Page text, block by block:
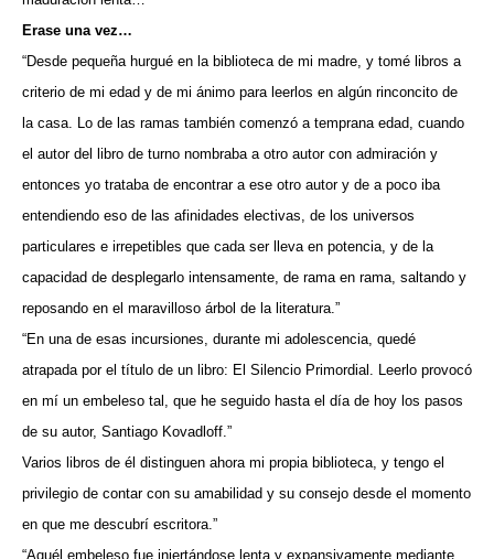
Erase una vez…
“Desde pequeña hurgué en la biblioteca de mi madre, y tomé libros a
criterio de mi edad y de mi ánimo para leerlos en algún rinconcito de
la casa. Lo de las ramas también comenzó a temprana edad, cuando
el autor del libro de turno nombraba a otro autor con admiración y
entonces yo trataba de encontrar a ese otro autor y de a poco iba
entendiendo eso de las afinidades electivas, de los universos
particulares e irrepetibles que cada ser lleva en potencia, y de la
capacidad de desplegarlo intensamente, de rama en rama, saltando y
reposando en el maravilloso árbol de la literatura.”
“En una de esas incursiones, durante mi adolescencia, quedé
atrapada por el título de un libro: El Silencio Primordial. Leerlo provocó
en mí un embeleso tal, que he seguido hasta el día de hoy los pasos
de su autor, Santiago Kovadloff.”
Varios libros de él distinguen ahora mi propia biblioteca, y tengo el
privilegio de contar con su amabilidad y su consejo desde el momento
en que me descubrí escritora.”
“Aquél embeleso fue injertándose lenta y expansivamente mediante